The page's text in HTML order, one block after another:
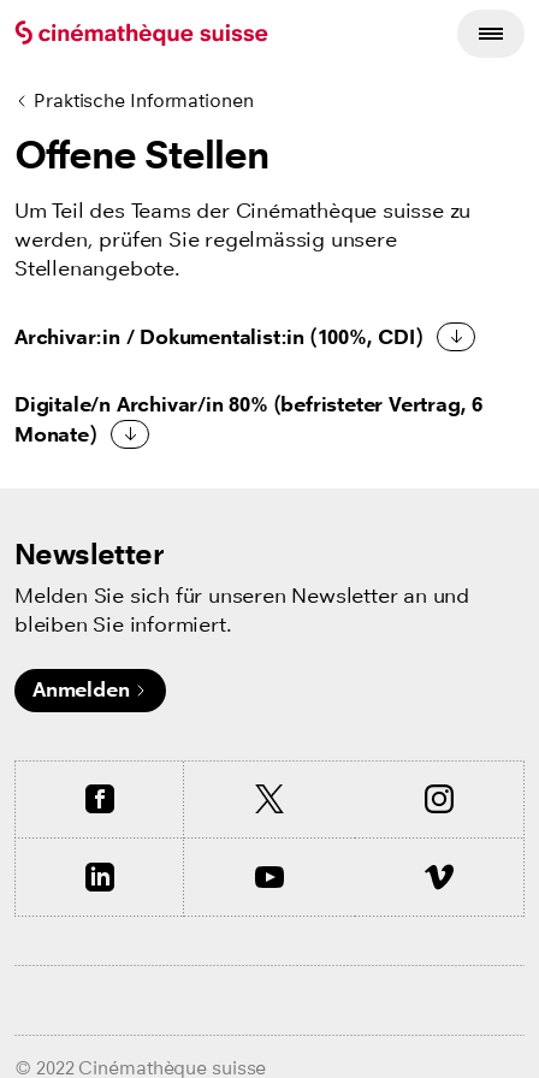
Praktische Informationen
Offene Stellen
Um Teil des Teams der Cinémathèque suisse zu
werden, prüfen Sie regelmässig unsere
Stellenangebote.
Archivar:in / Dokumentalist:in (100%, CDI)
Digitale/n Archivar/in 80% (befristeter Vertrag, 6
Monate)
Newsletter
Melden Sie sich für unseren Newsletter an und
bleiben Sie informiert.
Anmelden
© 2022 Cinémathèque suisse